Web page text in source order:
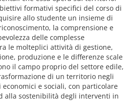
formativi specifici del corso di
allo studente un insieme di
la comprensione e
delle complesse
le molteplici attività di gestione,
produzione e le differenze scale
il campo proprio del settore edile,
di un territorio negli
e sociali, con particolare
alla sostenibilità degli interventi in